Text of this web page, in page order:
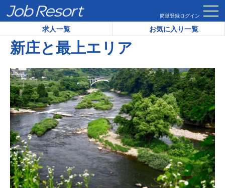
簡単登録ログイン
求人一覧 お気に入り一覧
HOME エリア情報 山形エリアの情報
新庄と最上エリア